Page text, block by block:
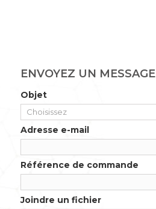
ENVOYEZ UN MESSAGE
Objet
Adresse e-mail
Référence de commande
Joindre un fichier